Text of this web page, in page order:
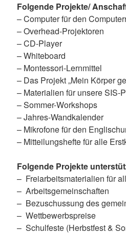
Folgende Projekte/
– Computer für den
– Overhead-Projektoren
– CD-Player
– Whiteboard
– Montessori-Lernmittel
– Das Projekt „Mein Körper
– Materialien für unsere SIS-
– Sommer-Workshops
– Jahres-Wandkalender
– Mikrofone für den
– Mitteilungshefte für alle
Folgende Projekte
– Freiarbeitsmaterialien für
– Arbeitsgemeinschaften
– Bezuschussung des
– Wettbewerbspreise
– Schulfeste (Herbstfest &